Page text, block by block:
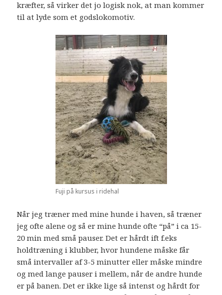
kræfter, så virker det jo logisk nok, at man kommer
til at lyde som et godslokomotiv.
Fuji på kursus i ridehal
Når jeg træner med mine hunde i haven, så træner
jeg ofte alene og så er mine hunde ofte “på” i ca 15-
20 min med små pauser. Det er hårdt ift f.eks
holdtræning i klubber, hvor hundene måske får
små intervaller af 3-5 minutter eller måske mindre
og med lange pauser i mellem, når de andre hunde
er på banen. Det er ikke lige så intenst og hårdt for